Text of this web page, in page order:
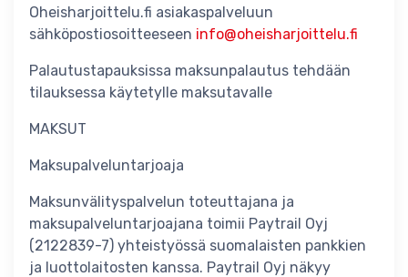
Oheisharjoittelu.fi asiakaspalveluun
sähköpostiosoitteeseen info@oheisharjoittelu.fi
Palautustapauksissa maksunpalautus tehdään
tilauksessa käytetylle maksutavalle
MAKSUT
Maksupalveluntarjoaja
Maksunvälityspalvelun toteuttajana ja
maksupalveluntarjoajana toimii Paytrail Oyj
(2122839-7) yhteistyössä suomalaisten pankkien
ja luottolaitosten kanssa. Paytrail Oyj näkyy